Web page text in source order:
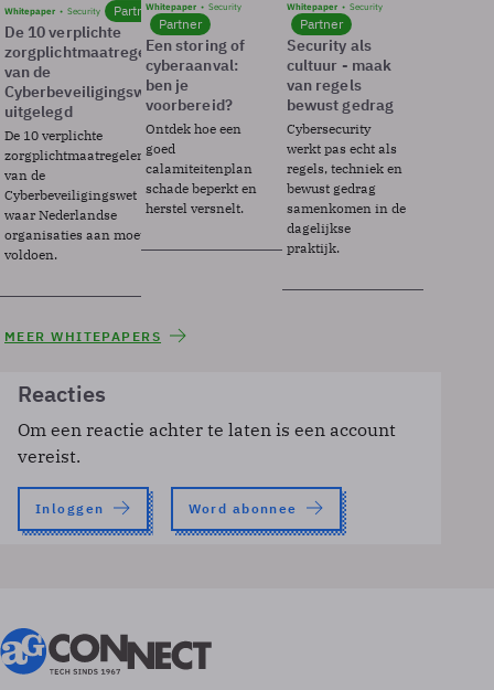
Whitepaper Security Partner
De 10 verplichte
zorgplichtmaatregelen
van de
Cyberbeveiligingswet
uitgelegd
De 10 verplichte
zorgplichtmaatregelen
van de
Cyberbeveiligingswet
waar Nederlandse
organisaties aan moeten
voldoen.
Whitepaper Security
Partner
Een storing of
cyberaanval:
ben je
voorbereid?
Ontdek hoe een
goed
calamiteitenplan
schade beperkt en
herstel versnelt.
Whitepaper Security
Partner
Security als
cultuur - maak
van regels
bewust gedrag
Cybersecurity
werkt pas echt als
regels, techniek en
bewust gedrag
samenkomen in de
dagelijkse
praktijk.
MEER WHITEPAPERS
Reacties
Om een reactie achter te laten is een account
vereist.
Inloggen Word abonnee